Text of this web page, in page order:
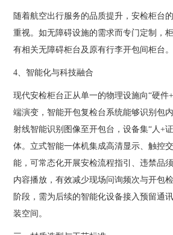
随着航空出行服务的品质提升，安检柜台
重视。如无障碍设施的需求而专门定制，
有相关无障碍柜台及原有行李开包间柜台。
4、智能化与科技融合
现代安检柜台正从单一的物理设施向“硬件
端演变，智能开包复检台系统能够识别包
射线智能识别图像至开包台，设备集“人+
体。立式智能一体机集成高清显示、触控
能，可常态化开展安检流程指引、违禁品
内容播放，有效减少现场问询频次与开包
阶段，需为后续的智能化设备接入预留通
装空间。